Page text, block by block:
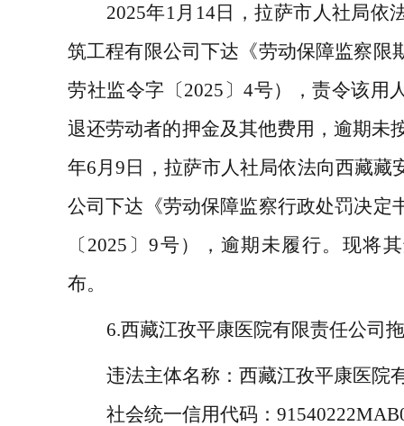
2025年1 月 14日，拉萨市人社局依
筑工程有限公司下达《劳动保障监察限
劳社监令字〔2025 〕 4号），责令该用
退还劳动者的押金及其他费用，逾期未
年6 月9 日，拉萨市人社局依法向西藏藏
公司下达《劳动保障监察行政处罚决定
〔 2025 〕9号），逾期未履行。现将
布。
6.西藏江孜平康医院有限责任公司
违法主体名称： 西藏江孜平康医院
社会统一信用代码：